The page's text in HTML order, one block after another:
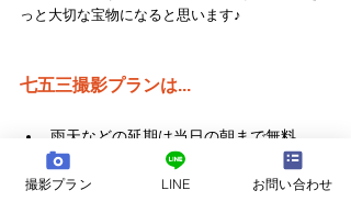
っと大切な宝物になると思います♪
七五三撮影プランは...
雨天などの延期は当日の朝まで無料
撮影した250枚〜写真データ納品
データは何度でもパソコンかスマホから
撮影プラン LINE お問い合わせ